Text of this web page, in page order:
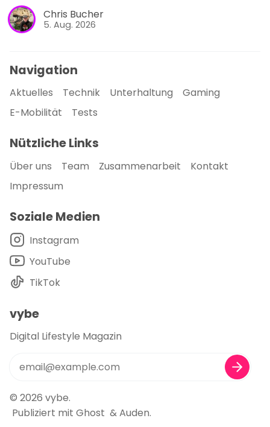
Chris Bucher
5. Aug. 2026
Navigation
Aktuelles Technik Unterhaltung
Gaming
E-Mobilität
Tests
Nützliche Links
Über uns Team Zusammenarbeit
Kontakt
Impressum
Soziale Medien
Instagram
YouTube
TikTok
vybe
Digital Lifestyle Magazin
© 2026 vybe.
Publiziert mit Ghost &Auden.